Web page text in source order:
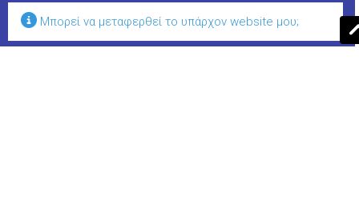
Μπορεί να μεταφερθεί το υπάρχον website μου;